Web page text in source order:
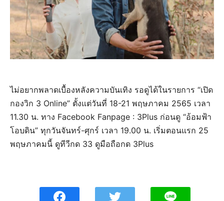
ไม่อยากพลาดเบื้องหลังความบันเทิง รอดูได้ในรายการ “เปิด
กองวิก 3 Online” ตั้งแต่วันที่ 18-21 พฤษภาคม 2565 เวลา
11.30 น. ทาง Facebook Fanpage : 3Plus ก่อนดู “อ้อมฟ้า
โอบดิน” ทุกวันจันทร์-ศุกร์ เวลา 19.00 น. เริ่มตอนแรก 25
พฤษภาคมนี้ ดูทีวีกด 33 ดูมือถือกด 3Plus